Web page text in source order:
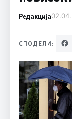
Редакција
СПОДЕЛИ: